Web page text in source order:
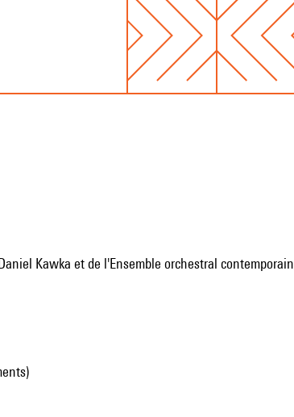
Kawka et de l'Ensemble orchestral contemporain